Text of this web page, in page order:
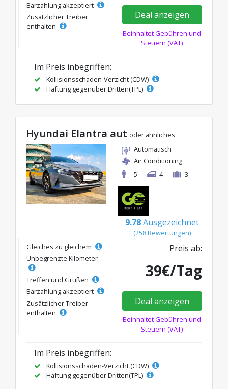
Barzahlung akzeptiert
Zusätzlicher Treiber
enthalten
Deal anzeigen
Beinhaltet Gebühren und
Steuern (VAT)
Im Preis inbegriffen:
Kollisionsschaden-Verzicht (CDW)
Haftung gegenüber Dritten(TPL)
Hyundai Elantra aut oder ähnliches
Automatisch
Air Conditioning
5
4 3
9.78 Ausgezeichnet
(258 Bewertungen)
Gleiches zu gleichem
Unbegrenzte Kilometer
Treffen und Grüßen
Barzahlung akzeptiert
Zusätzlicher Treiber
enthalten
Preis ab:
39€/Tag
Deal anzeigen
Beinhaltet Gebühren und
Steuern (VAT)
Im Preis inbegriffen:
Kollisionsschaden-Verzicht (CDW)
Haftung gegenüber Dritten(TPL)